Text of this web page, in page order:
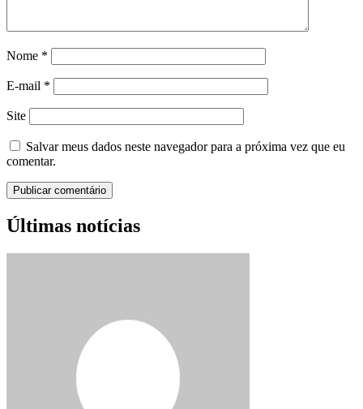
Nome *
E-mail *
Site
Salvar meus dados neste navegador para a próxima vez que eu
comentar.
Últimas notícias